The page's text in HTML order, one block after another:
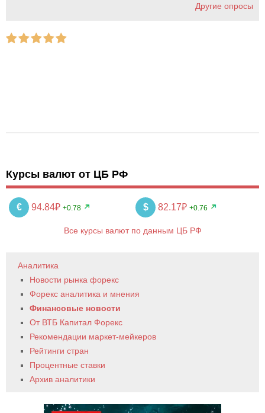
Другие опросы
Курсы валют от ЦБ РФ
€ 94.84₽ +0.78 $ 82.17₽ +0.76
Все курсы валют по данным ЦБ РФ
Аналитика
Новости рынка форекс
Форекс аналитика и мнения
Финансовые новости
От ВТБ Капитал Форекс
Рекомендации маркет-мейкеров
Рейтинги стран
Процентные ставки
Архив аналитики